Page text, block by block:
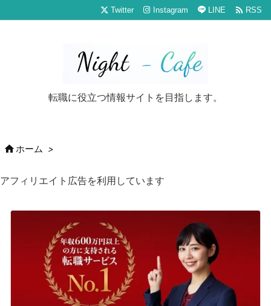
Twitter Instagram LINE  RSS
転職に役立つ情報サイトを目指します。
ホーム >
アフィリエイト広告を利用しています